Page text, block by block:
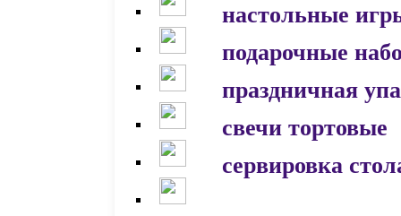
настольные
подарочные
праздничная
свечи тортовые
сервировка